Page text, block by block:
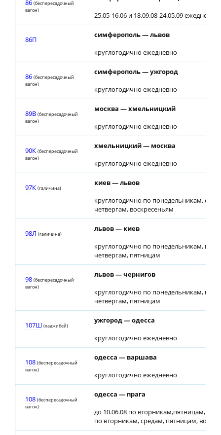
86 (беспересадочный
вагон)
25.05-16.06 и 18.09.08-24.05.09 ежедневно
86П
симферополь — львов
круглогодично ежедневно
86 (беспересадочный
вагон)
симферополь — ужгород
круглогодично ежедневно
89В (беспересадочный
вагон)
москва — хмельницкий
круглогодично ежедневно
90К (беспересадочный
вагон)
хмельницкий — москва
круглогодично ежедневно
97К (галичина)
киев — львов
круглогодично по понедельникам,
четвергам, воскресеньям
98Л (галичина)
львов — киев
круглогодично по понедельникам,
четвергам, пятницам
98 (беспересадочный
вагон)
львов — чернигов
круглогодично по понедельникам,
четвергам, пятницам
107Ш (хаджибей)
ужгород — одесса
круглогодично ежедневно
108 (беспересадочный
вагон)
одесса — варшава
круглогодично ежедневно
108 (беспересадочный
вагон)
одесса — прага
до 10.06.08 по вторникам,пятницам,
по вторникам, средам, пятницам,